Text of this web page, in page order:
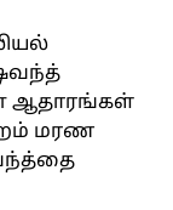
ஆதாரங்கள்
மரண